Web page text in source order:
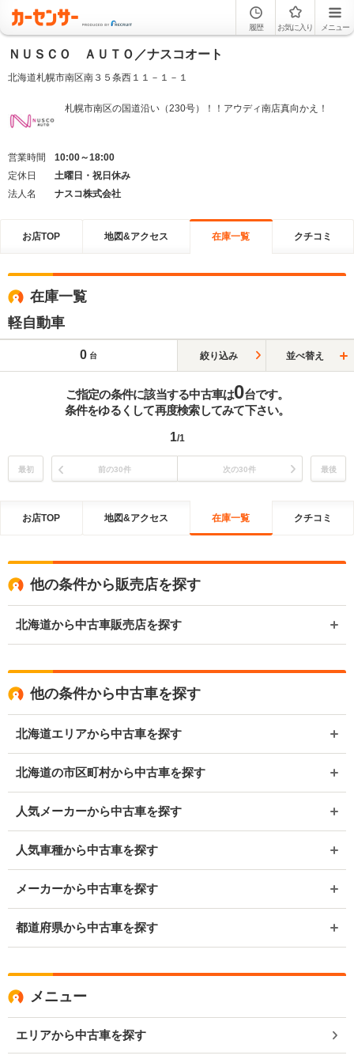
履歴 お気に入り メニュー
ＮＵＳＣＯ ＡＵＴＯ／ナスコオート
北海道札幌市南区南３５条西１１－１－１
札幌市南区の国道沿い（230号）！！アウディ南店真向かえ！
営業時間
10:00～18:00
定休日
土曜日・祝日休み
法人名
ナスコ株式会社
お店TOP 地図&アクセス 在庫一覧 クチコミ
在庫一覧
軽自動車
0 台 絞り込み 並べ替え
ご指定の条件に該当する中古車は0台です。
条件をゆるくして再度検索してみて下さい。
1/1
最初 前の30件 次の30件 最後
お店TOP 地図&アクセス 在庫一覧 クチコミ
他の条件から販売店を探す
北海道から中古車販売店を探す
他の条件から中古車を探す
北海道エリアから中古車を探す
北海道の市区町村から中古車を探す
人気メーカーから中古車を探す
人気車種から中古車を探す
メーカーから中古車を探す
都道府県から中古車を探す
メニュー
エリアから中古車を探す